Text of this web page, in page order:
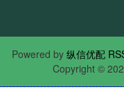
Powered by 纵信优配
Copyright ©